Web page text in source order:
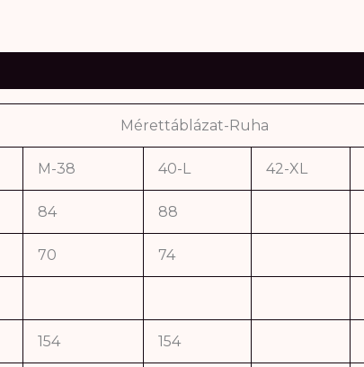
Mérettáblázat-Ruha
M-38 40-L 42-XL
84 88
70 74
154 154